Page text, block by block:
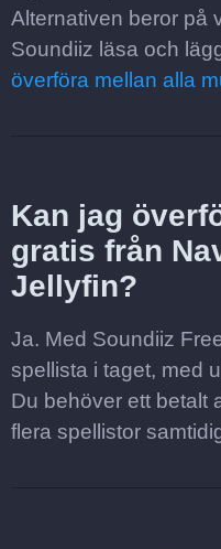
Alternativen beror på
Soundiiz läsa och
överföra mellan alla
Kan jag
gratis från
Jellyfin?
Ja. Med Soundiiz
spellista i taget, med
Du behöver ett betalt
flera spellistor